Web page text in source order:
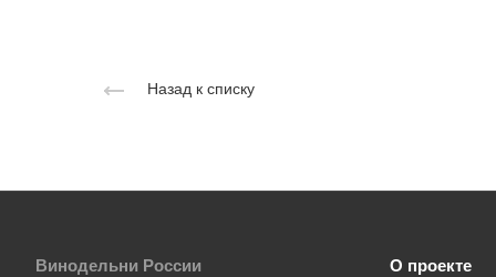
Назад к списку
Винодельни России О проекте